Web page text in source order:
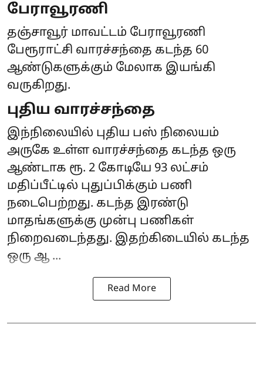
பேராவூரணி
தஞ்சாவூர் மாவட்டம் பேராவூரணி
பேரூராட்சி வாரச்சந்தை கடந்த 60
ஆண்டுகளுக்கும் மேலாக இயங்கி
வருகிறது.
புதிய வாரச்சந்தை
இந்நிலையில் புதிய பஸ் நிலையம்
அருகே உள்ள வாரச்சந்தை கடந்த ஒரு
ஆண்டாக ரூ. 2 கோடியே 93 லட்சம்
மதிப்பீட்டில் புதுப்பிக்கும் பணி
நடைபெற்றது. கடந்த இரண்டு
மாதங்களுக்கு முன்பு பணிகள்
நிறைவடைந்தது. இதற்கிடையில் கடந்த
ஒரு ஆ ...
Read More